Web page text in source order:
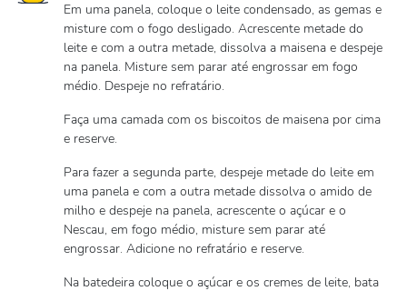
Em uma panela, coloque o leite condensado, as gemas e
misture com o fogo desligado. Acrescente metade do
leite e com a outra metade, dissolva a maisena e despeje
na panela. Misture sem parar até engrossar em fogo
médio. Despeje no refratário.
Faça uma camada com os biscoitos de maisena por cima
e reserve.
Para fazer a segunda parte, despeje metade do leite em
uma panela e com a outra metade dissolva o amido de
milho e despeje na panela, acrescente o açúcar e o
Nescau, em fogo médio, misture sem parar até
engrossar. Adicione no refratário e reserve.
Na batedeira coloque o açúcar e os cremes de leite, bata